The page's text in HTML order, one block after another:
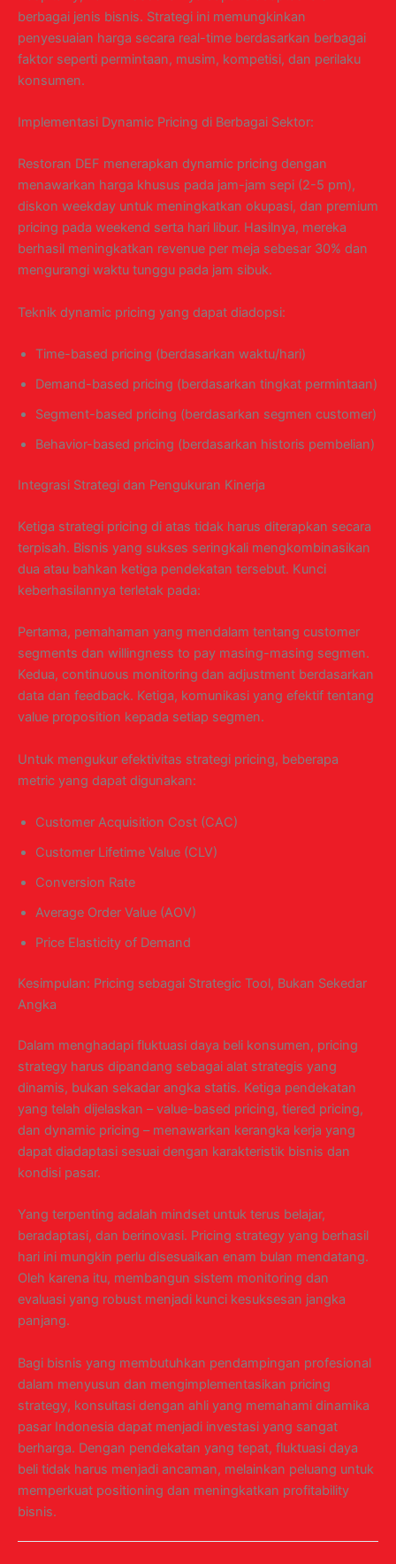
berbagai jenis bisnis. Strategi ini memungkinkan
penyesuaian harga secara real-time berdasarkan berbagai
faktor seperti permintaan, musim, kompetisi, dan perilaku
konsumen.
Implementasi Dynamic Pricing di Berbagai Sektor:
Restoran DEF menerapkan dynamic pricing dengan
menawarkan harga khusus pada jam-jam sepi (2-5 pm),
diskon weekday untuk meningkatkan okupasi, dan premium
pricing pada weekend serta hari libur. Hasilnya, mereka
berhasil meningkatkan revenue per meja sebesar 30% dan
mengurangi waktu tunggu pada jam sibuk.
Teknik dynamic pricing yang dapat diadopsi:
Time-based pricing (berdasarkan waktu/hari)
Demand-based pricing (berdasarkan tingkat permintaan)
Segment-based pricing (berdasarkan segmen customer)
Behavior-based pricing (berdasarkan historis pembelian)
Integrasi Strategi dan Pengukuran Kinerja
Ketiga strategi pricing di atas tidak harus diterapkan secara
terpisah. Bisnis yang sukses seringkali mengkombinasikan
dua atau bahkan ketiga pendekatan tersebut. Kunci
keberhasilannya terletak pada:
Pertama, pemahaman yang mendalam tentang customer
segments dan willingness to pay masing-masing segmen.
Kedua, continuous monitoring dan adjustment berdasarkan
data dan feedback. Ketiga, komunikasi yang efektif tentang
value proposition kepada setiap segmen.
Untuk mengukur efektivitas strategi pricing, beberapa
metric yang dapat digunakan:
Customer Acquisition Cost (CAC)
Customer Lifetime Value (CLV)
Conversion Rate
Average Order Value (AOV)
Price Elasticity of Demand
Kesimpulan: Pricing sebagai Strategic Tool, Bukan Sekedar
Angka
Dalam menghadapi fluktuasi daya beli konsumen, pricing
strategy harus dipandang sebagai alat strategis yang
dinamis, bukan sekadar angka statis. Ketiga pendekatan
yang telah dijelaskan – value-based pricing, tiered pricing,
dan dynamic pricing – menawarkan kerangka kerja yang
dapat diadaptasi sesuai dengan karakteristik bisnis dan
kondisi pasar.
Yang terpenting adalah mindset untuk terus belajar,
beradaptasi, dan berinovasi. Pricing strategy yang berhasil
hari ini mungkin perlu disesuaikan enam bulan mendatang.
Oleh karena itu, membangun sistem monitoring dan
evaluasi yang robust menjadi kunci kesuksesan jangka
panjang.
Bagi bisnis yang membutuhkan pendampingan profesional
dalam menyusun dan mengimplementasikan pricing
strategy, konsultasi dengan ahli yang memahami dinamika
pasar Indonesia dapat menjadi investasi yang sangat
berharga. Dengan pendekatan yang tepat, fluktuasi daya
beli tidak harus menjadi ancaman, melainkan peluang untuk
memperkuat positioning dan meningkatkan profitability
bisnis.